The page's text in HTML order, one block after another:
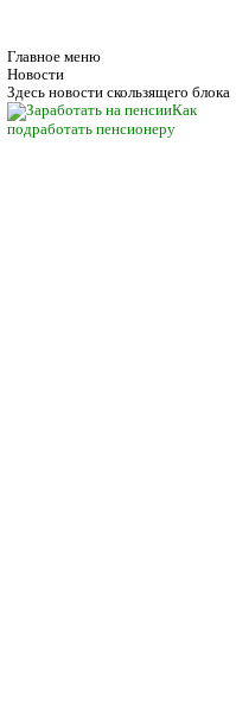
Главное меню
Новости
Здесь новости скользящего блока
Как
подработать пенсионеру